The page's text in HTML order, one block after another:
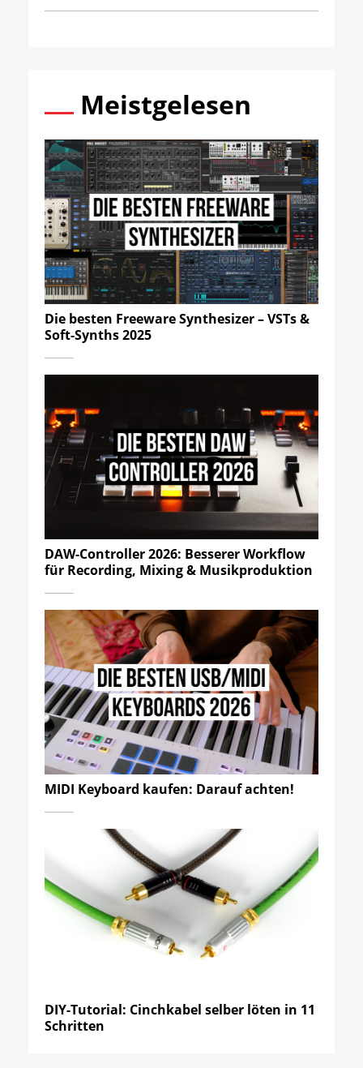
Meistgelesen
Die besten Freeware Synthesizer – VSTs &
Soft-Synths 2025
DAW-Controller 2026: Besserer Workflow
für Recording, Mixing & Musikproduktion
MIDI Keyboard kaufen: Darauf achten!
DIY-Tutorial: Cinchkabel selber löten in 11
Schritten